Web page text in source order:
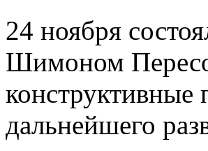
24 ноября
Шимоном
конструктивные
дальнейшего